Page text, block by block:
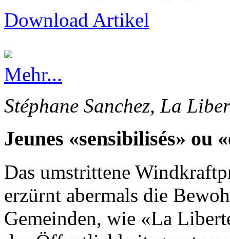
Download Artikel
Mehr...
Stéphane Sanchez, La
Jeunes «sensibilisés» ou
Das umstrittene
erzürnt abermals die
Gemeinden, wie «La